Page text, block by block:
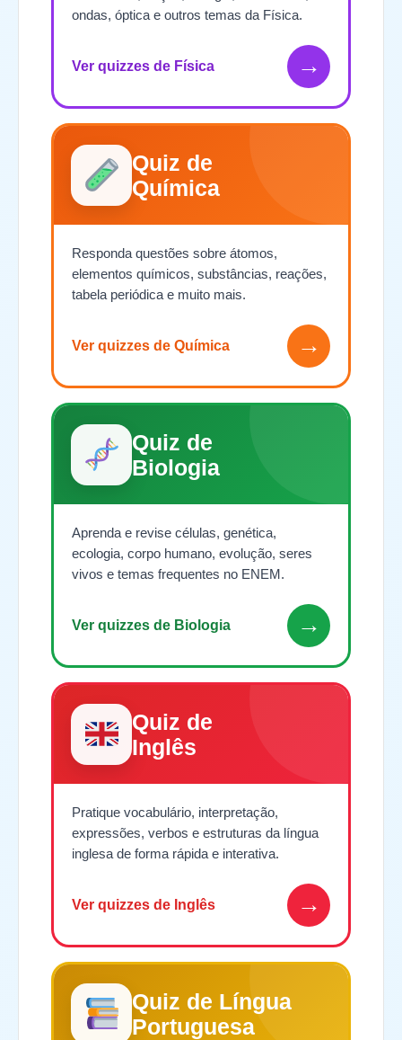
ondas, óptica e outros temas da Física.
Ver quizzes de Física →
Quiz de
Química
Responda questões sobre átomos,
elementos químicos, substâncias, reações,
tabela periódica e muito mais.
Ver quizzes de Química →
Quiz de
Biologia
Aprenda e revise células, genética,
ecologia, corpo humano, evolução, seres
vivos e temas frequentes no ENEM.
Ver quizzes de Biologia →
Quiz de
Inglês
Pratique vocabulário, interpretação,
expressões, verbos e estruturas da língua
inglesa de forma rápida e interativa.
Ver quizzes de Inglês →
Quiz de Língua
Portuguesa